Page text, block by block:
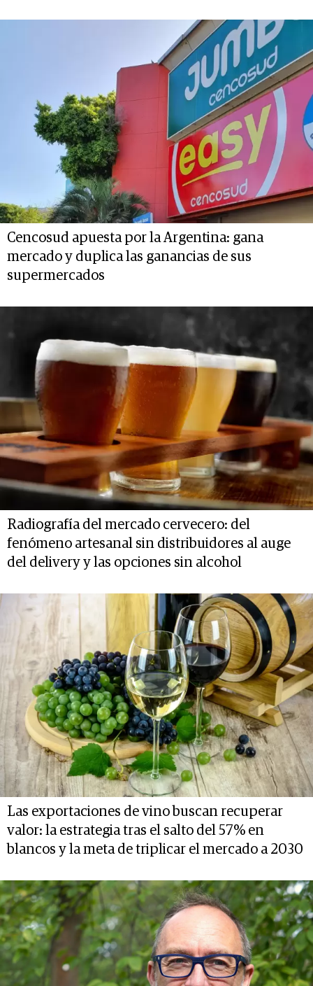
Cencosud apuesta por la Argentina: gana
mercado y duplica las ganancias de sus
supermercados
Radiografía del mercado cervecero: del
fenómeno artesanal sin distribuidores al auge
del delivery y las opciones sin alcohol
Las exportaciones de vino buscan recuperar
valor: la estrategia tras el salto del 57% en
blancos y la meta de triplicar el mercado a 2030